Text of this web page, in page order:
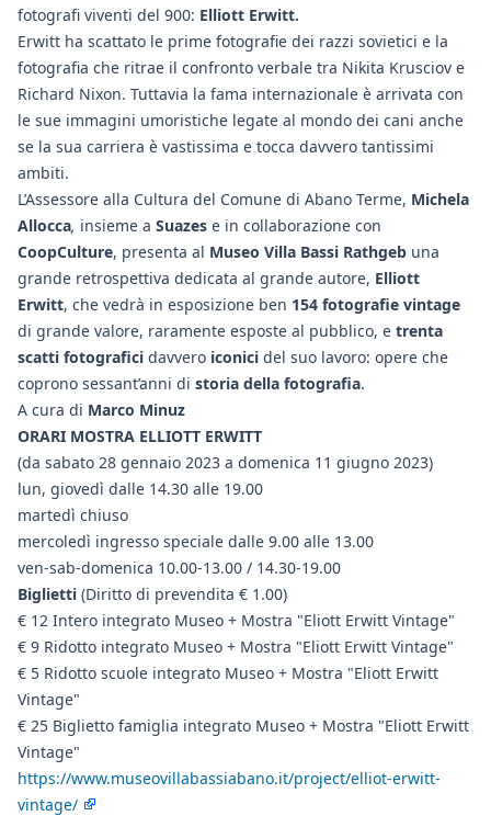
fotografi viventi del 900: Elliott Erwitt.
Erwitt ha scattato le prime fotografie dei razzi sovietici e la
fotografia che ritrae il confronto verbale tra Nikita Krusciov e
Richard Nixon. Tuttavia la fama internazionale è arrivata con
le sue immagini umoristiche legate al mondo dei cani anche
se la sua carriera è vastissima e tocca davvero tantissimi
ambiti.
L’Assessore alla Cultura del Comune di Abano Terme, Michela
Allocca, insieme a Suazes e in collaborazione con
CoopCulture, presenta al Museo Villa Bassi Rathgeb una
grande retrospettiva dedicata al grande autore, Elliott
Erwitt, che vedrà in esposizione ben 154 fotografie vintage
di grande valore, raramente esposte al pubblico, e trenta
scatti fotografici davvero iconici del suo lavoro: opere che
coprono sessant’anni di storia della fotografia.
A cura di Marco Minuz
ORARI MOSTRA ELLIOTT ERWITT
(da sabato 28 gennaio 2023 a domenica 11 giugno 2023)
lun, giovedì dalle 14.30 alle 19.00
martedì chiuso
mercoledì ingresso speciale dalle 9.00 alle 13.00
ven-sab-domenica 10.00-13.00 / 14.30-19.00
Biglietti (Diritto di prevendita € 1.00)
€ 12 Intero integrato Museo + Mostra "Eliott Erwitt Vintage"
€ 9 Ridotto integrato Museo + Mostra "Eliott Erwitt Vintage"
€ 5 Ridotto scuole integrato Museo + Mostra "Eliott Erwitt
Vintage"
€ 25 Biglietto famiglia integrato Museo + Mostra "Eliott Erwitt
Vintage"
https://www.museovillabassiabano.it/project/elliot-erwitt-
vintage/